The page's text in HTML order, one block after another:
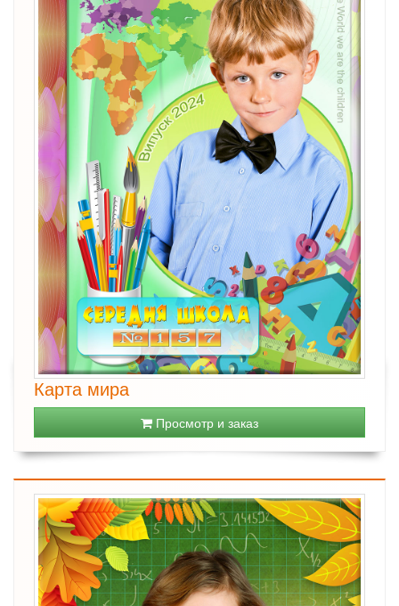
Карта мира
Просмотр и заказ